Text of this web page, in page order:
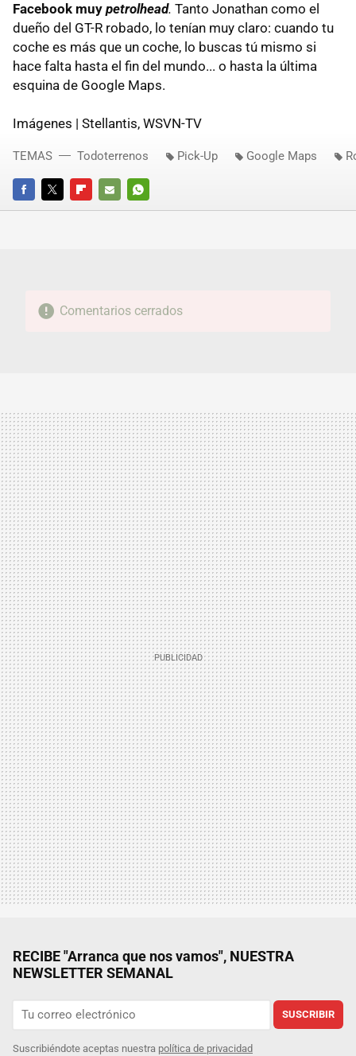
Facebook muy petrolhead. Tanto Jonathan como el
dueño del GT-R robado, lo tenían muy claro: cuando tu
coche es más que un coche, lo buscas tú mismo si
hace falta hasta el fin del mundo... o hasta la última
esquina de Google Maps.
Imágenes | Stellantis, WSVN-TV
FACEBOOKTWITTERFLIPBOARD
E-
WHATSAPP
TEMAS Todoterrenos Pick-Up Google Maps
Comentarios cerrados
RECIBE "Arranca que nos vamos", NUESTRA
NEWSLETTER SEMANAL
SUSCRIBIR
Suscribiéndote aceptas nuestra política de privacidad